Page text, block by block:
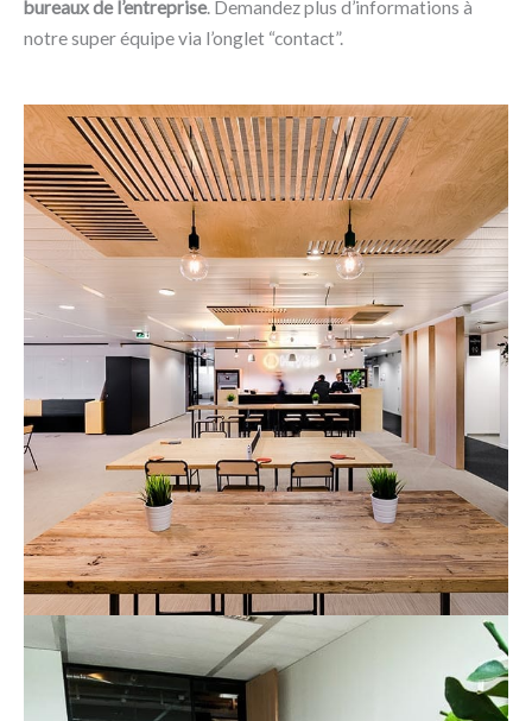
bureaux de l’entreprise. Demandez plus d’informations à
notre super équipe via l’onglet “contact”.